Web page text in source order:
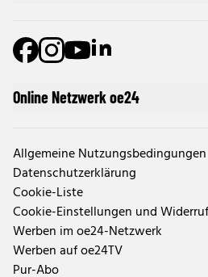
Online Netzwerk oe24
Allgemeine Nutzungsbedingungen
Datenschutzerklärung
Cookie-Liste
Cookie-Einstellungen und Widerruf
Werben im oe24-Netzwerk
Werben auf oe24TV
Pur-Abo